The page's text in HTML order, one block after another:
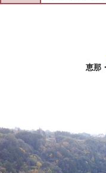
恵那